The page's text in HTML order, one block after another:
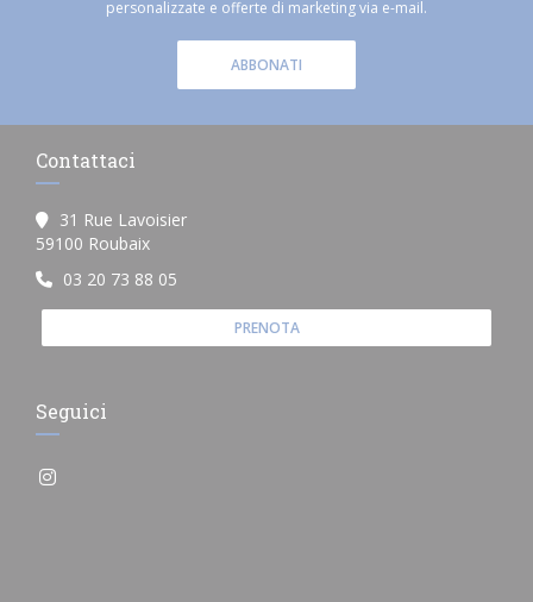
personalizzate e offerte di marketing via e-mail.
ABBONATI
Contattaci
31 Rue Lavoisier
59100 Roubaix((apre una nuova finestra))
03 20 73 88 05
PRENOTA
Seguici
Instagram ((apre una nuova finestra))